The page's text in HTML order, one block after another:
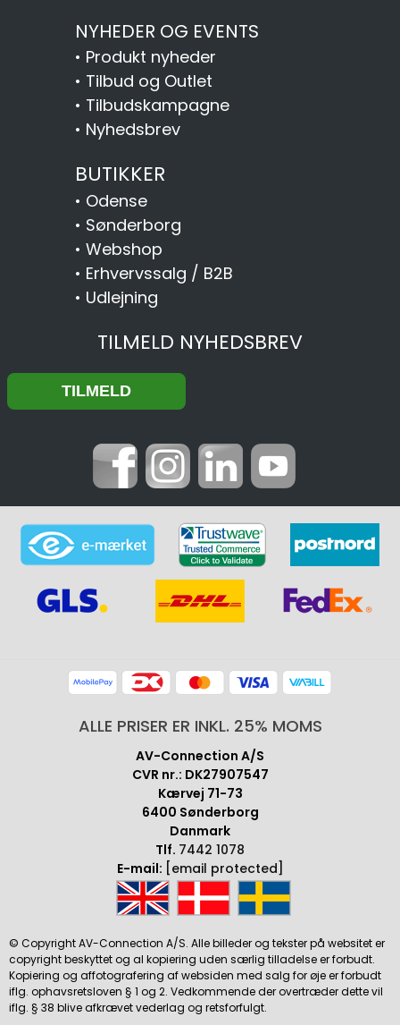
NYHEDER OG EVENTS
• Produkt nyheder
• Tilbud og Outlet
• Tilbudskampagne
• Nyhedsbrev
BUTIKKER
• Odense
• Sønderborg
• Webshop
• Erhvervssalg / B2B
• Udlejning
TILMELD NYHEDSBREV
ALLE PRISER ER INKL. 25% MOMS
AV-Connection A/S
CVR nr.: DK27907547
Kærvej 71-73
6400 Sønderborg
Danmark
Tlf. 7442 1078
E-mail: [email protected]
© Copyright AV-Connection A/S. Alle billeder og tekster på websitet er
copyright beskyttet og al kopiering uden særlig tilladelse er forbudt.
Kopiering og affotografering af websiden med salg for øje er forbudt
iflg. ophavsretsloven § 1 og 2. Vedkommende der overtræder dette vil
iflg. § 38 blive afkrævet vederlag og retsforfulgt.